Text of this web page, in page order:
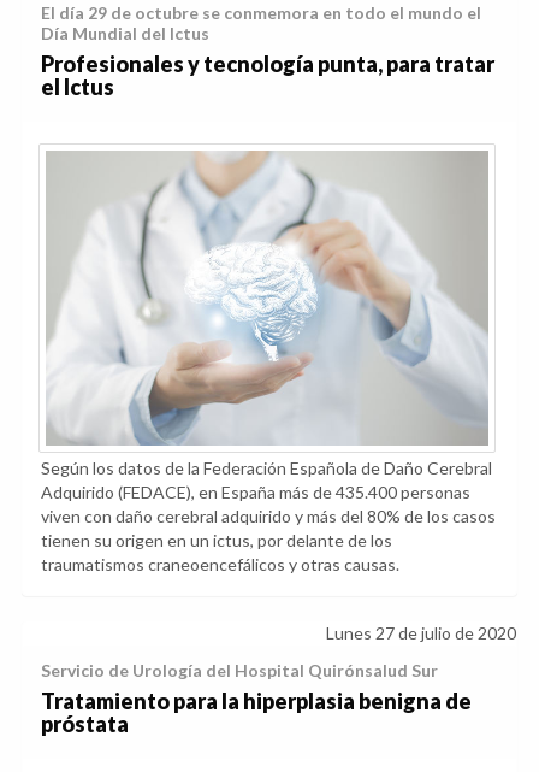
El día 29 de octubre se conmemora en todo el mundo el
Día Mundial del Ictus
Profesionales y tecnología punta, para tratar
el Ictus
Según los datos de la Federación Española de Daño Cerebral
Adquirido (FEDACE), en España más de 435.400 personas
viven con daño cerebral adquirido y más del 80% de los casos
tienen su origen en un ictus, por delante de los
traumatismos craneoencefálicos y otras causas.
Lunes 27 de julio de 2020
Servicio de Urología del Hospital Quirónsalud Sur
Tratamiento para la hiperplasia benigna de
próstata